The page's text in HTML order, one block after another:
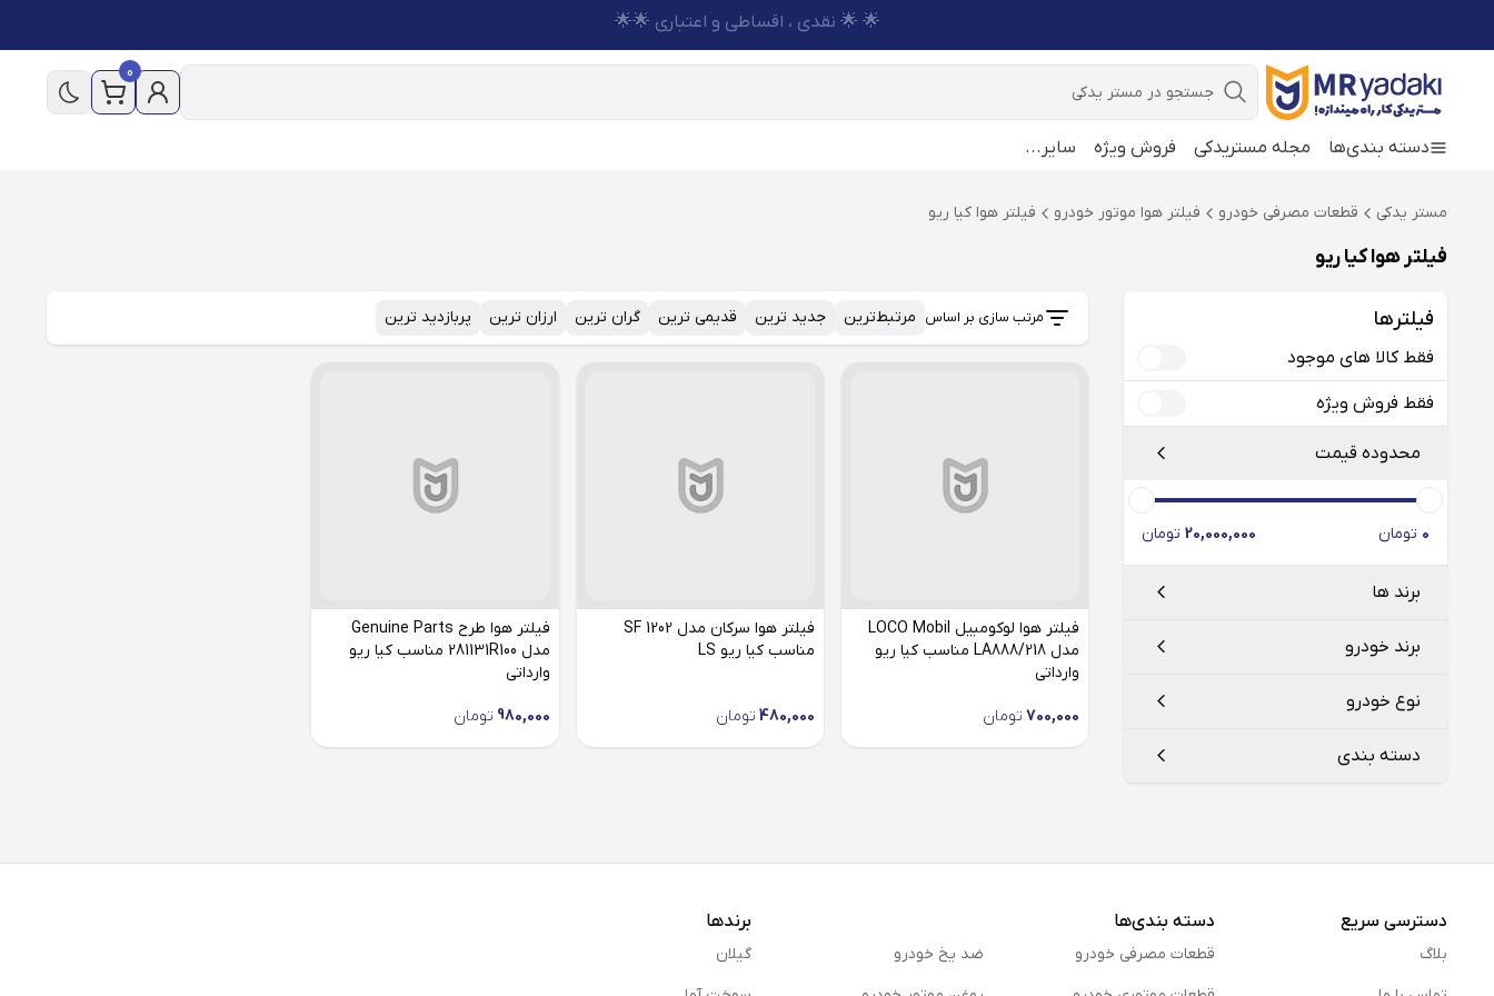
🌟 🌟 نقدی ، اقساطی و اعتباری 🌟🌟
جستجو
0
دسته بندی‌ها مجله مستریدکی فروش ویژه سایر ...
مستر یدکی قطعات مصرفی خودرو فیلتر هوا موتور خودرو فیلتر هوا کیا ریو
فیلتر هوا کیا ریو
فیلترها
فقط کالا های موجود
فقط فروش ویژه
محدوده قیمت
0 تومان 20,000,000 تومان
برند ها
فیلتر سرکان
Serkan
لوکو موبیل
LOCO Mobil
برند خودرو
نوع خودرو
دسته بندی
مرتب سازی بر اساس مرتبط‌ترین جدید ترین قدیمی ترین گران ترین ارزان ترین پربازدید ترین
فیلتر هوا لوکومبیل LOCO Mobil
مدل LA888/218 مناسب کیا ریو
وارداتی
700,000 تومان
فیلتر هوا سرکان مدل SF 1202
مناسب کیا ریو LS
480,000 تومان
فیلتر هوا طرح Genuine Parts
مدل 281131R100 مناسب کیا ریو
وارداتی
980,000 تومان
دسترسی سریع
بلاگ
دسته بندی‌ها
قطعات مصرفی خودرو
ضد یخ خودرو
برندها
گیلان